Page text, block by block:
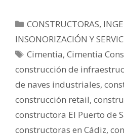
CONSTRUCTORAS,
INSONORIZACIÓN Y
Cimentia,Cimentia
construcción de
de naves industriales,
construcción retail,
constructora El Puerto de
constructoras en Cádiz,